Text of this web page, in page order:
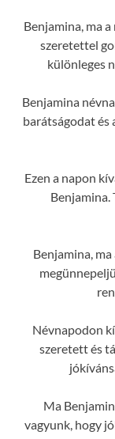
Benjamina, ma
szeretettel
különleges
Benjamina
barátságodat és
Ezen a napon
Benjamina.
Benjamina,
Névnapodon
szeretett és
Ma
vagyunk, hogy